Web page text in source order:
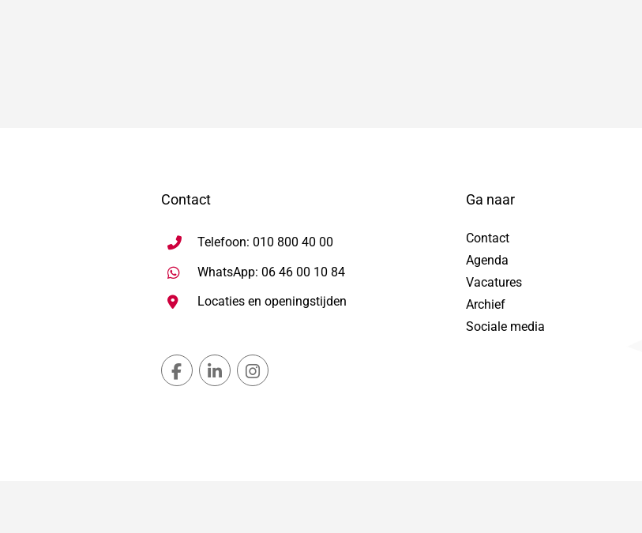
Contact
Telefoon: 010 800 40 00
WhatsApp: 06 46 00 10 84Stuur WhatsApp bericht, opent in nieuw tabblad
Locaties en openingstijden
Gemeente Lansingerland Facebook, opent in nieuw tabblad
Gemeente Lansingerland LinkedIn, opent in nieuw tabblad
Ga naar
Contact
Agenda
Vacatures
Archief
Sociale media